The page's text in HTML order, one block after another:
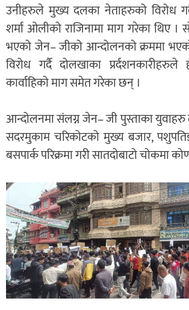
उनीहरुले मुख्य दलका नेताहरुको विरोध गर्दै
शर्मा ओलीको राजिनामा माग गरेका थिए ।
भएको जेन– जीको आन्दोलनको क्रममा
विरोध गर्दै दोलखाका प्रर्दशनकारीहरुले
कार्वाहिको माग समेत गरेका छन् ।
आन्दोलनमा संलग्न जेन– जी पुस्ताका युवाहरु
सदरमुकाम चरिकोटको मुख्य बजार,
बसपार्क परिक्रमा गरी सातदोबाटो चोकमा